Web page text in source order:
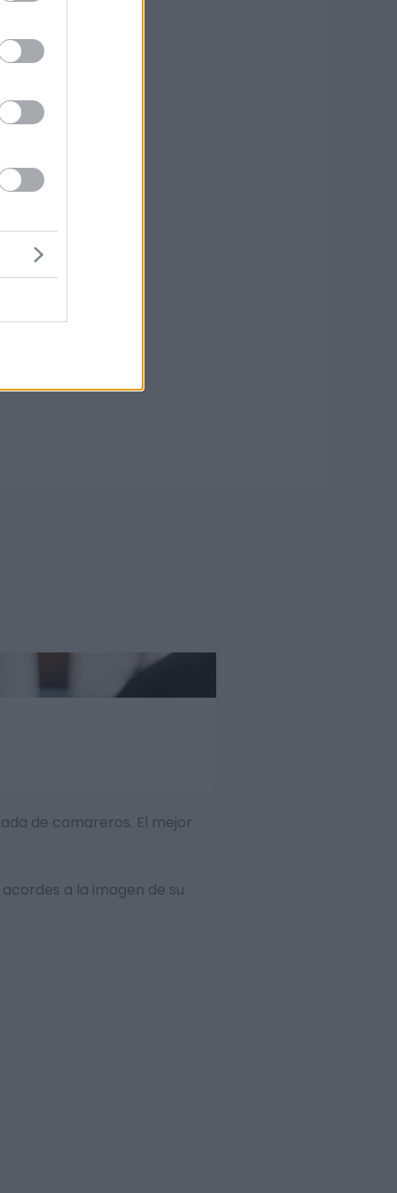
de camareros. El mejor
a la imagen de su